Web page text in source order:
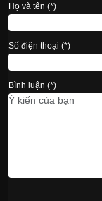
Họ và tên (*)
Số điện thoại (*)
Bình luận (*)